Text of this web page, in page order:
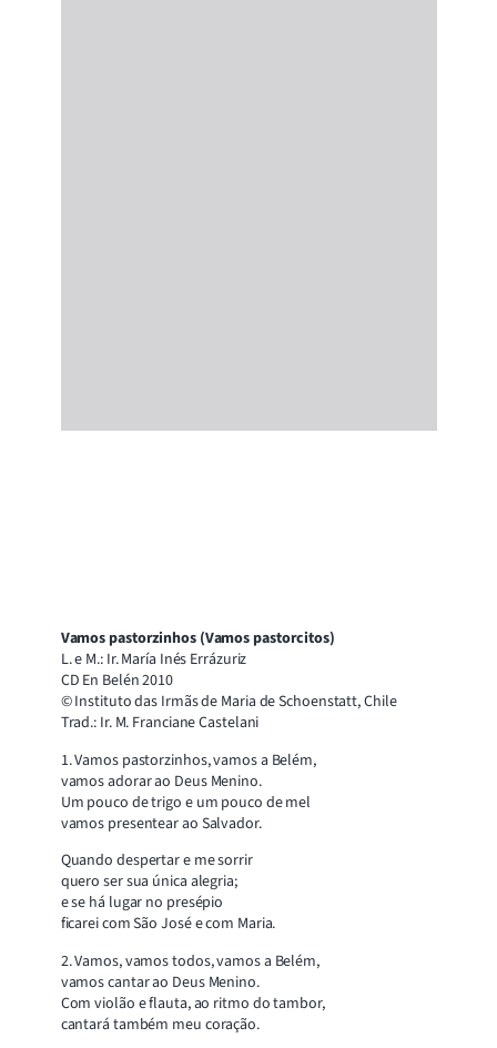
Vamos pastorzinhos (Vamos pastorcitos)
L. e M.: Ir. María Inés Errázuriz
CD En Belén 2010
© Instituto das Irmãs de Maria de Schoenstatt, Chile
Trad.: Ir. M. Franciane Castelani
1. Vamos pastorzinhos, vamos a Belém,
vamos adorar ao Deus Menino.
Um pouco de trigo e um pouco de mel
vamos presentear ao Salvador.
Quando despertar e me sorrir
quero ser sua única alegria;
e se há lugar no presépio
ficarei com São José e com Maria.
2. Vamos, vamos todos, vamos a Belém,
vamos cantar ao Deus Menino.
Com violão e flauta, ao ritmo do tambor,
cantará também meu coração.